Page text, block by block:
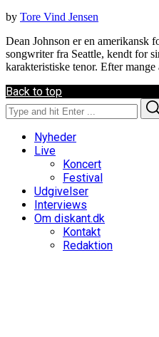
by Tore Vind Jensen
Dean Johnson er en amerikansk
songwriter fra Seattle, kendt for
karakteristiske tenor. Efter
Back to top
Search
for:
Nyheder
Live
Koncert
Festival
Udgivelser
Interviews
Om diskant.dk
Kontakt
Redaktion